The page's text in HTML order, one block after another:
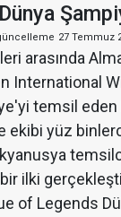
27 Temmuz
arasında
International
temsil eden
ekibi yüz
ilki
of Legends